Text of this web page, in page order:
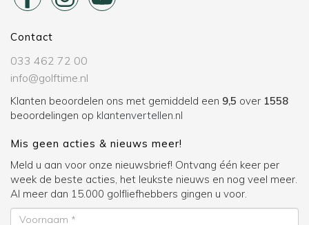
Contact
033 462 72 00
info@golftime.nl
Klanten beoordelen ons met gemiddeld een 9,5 over 1558
beoordelingen op klantenvertellen.nl
Mis geen acties & nieuws meer!
Meld u aan voor onze nieuwsbrief! Ontvang één keer per
week de beste acties, het leukste nieuws en nog veel meer.
Al meer dan 15.000 golfliefhebbers gingen u voor.
Voornaam